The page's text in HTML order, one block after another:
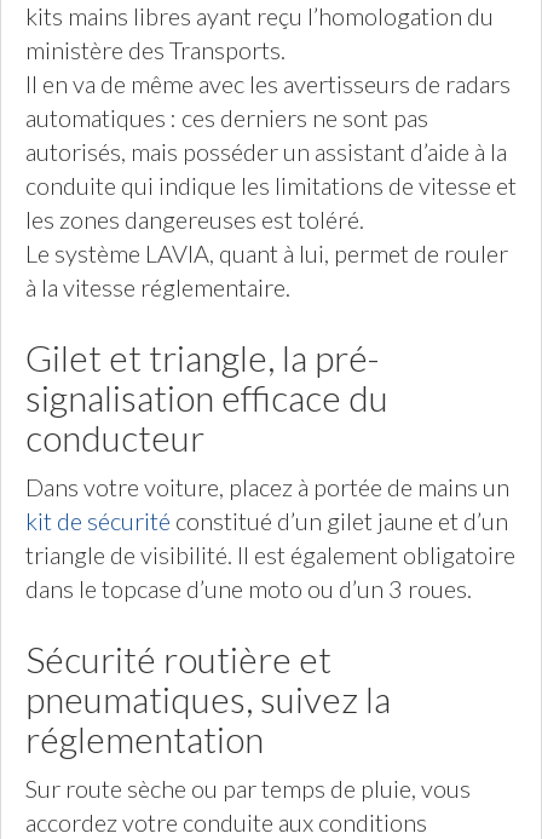
kits mains libres ayant reçu l’homologation du
ministère des Transports.
Il en va de même avec les avertisseurs de radars
automatiques : ces derniers ne sont pas
autorisés, mais posséder un assistant d’aide à la
conduite qui indique les limitations de vitesse et
les zones dangereuses est toléré.
Le système LAVIA, quant à lui, permet de rouler
à la vitesse réglementaire.
Gilet et triangle, la pré-
signalisation efficace du
conducteur
Dans votre voiture, placez à portée de mains un
kit de sécurité constitué d’un gilet jaune et d’un
triangle de visibilité. Il est également obligatoire
dans le topcase d’une moto ou d’un 3 roues.
Sécurité routière et
pneumatiques, suivez la
réglementation
Sur route sèche ou par temps de pluie, vous
accordez votre conduite aux conditions